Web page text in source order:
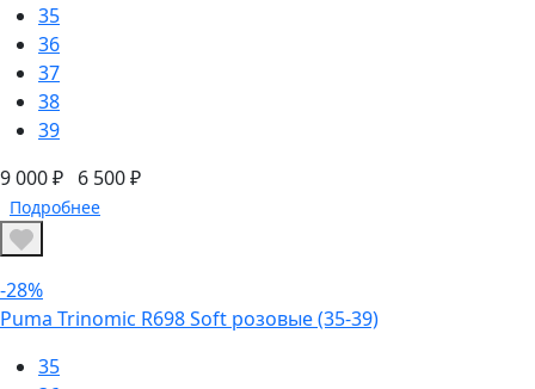
35
36
37
38
39
9 000 ₽ 6 500 ₽
Подробнее
-28%
Puma Trinomic R698 Soft розовые (35-39)
35